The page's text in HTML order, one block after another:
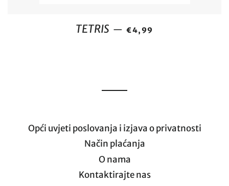
TETRIS — REDOVNA CIJENA
€4,99
Opći uvjeti poslovanja i izjava o privatnosti
Način plaćanja
O nama
Kontaktirajte nas